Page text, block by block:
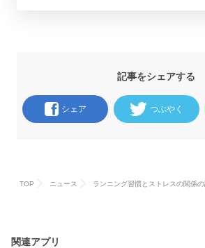
記事をシェアする
シェア つぶやく
TOP ニュース ランニング習慣とストレスの関係
関連アプリ